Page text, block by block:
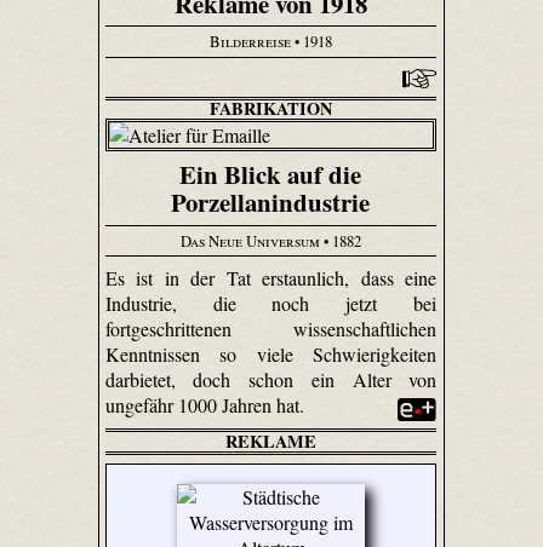
Bilderreise• 1918
FABRIKATION
Ein Blick auf die
Porzellanindustrie
Das Neue Universum • 1882
Es ist in der Tat erstaunlich, dass eine
Industrie, die noch jetzt bei
fortgeschrittenen wissenschaftlichen
Kenntnissen so viele Schwierigkeiten
darbietet, doch schon ein Alter von
ungefähr 1000 Jahren hat.
REKLAME